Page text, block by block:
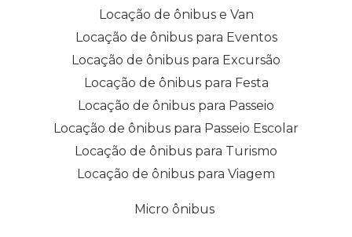
Locação de ônibus e Van
Locação de ônibus para Eventos
Locação de ônibus para Excursão
Locação de ônibus para Festa
Locação de ônibus para Passeio
Locação de ônibus para Passeio Escolar
Locação de ônibus para Turismo
Locação de ônibus para Viagem
Micro ônibus